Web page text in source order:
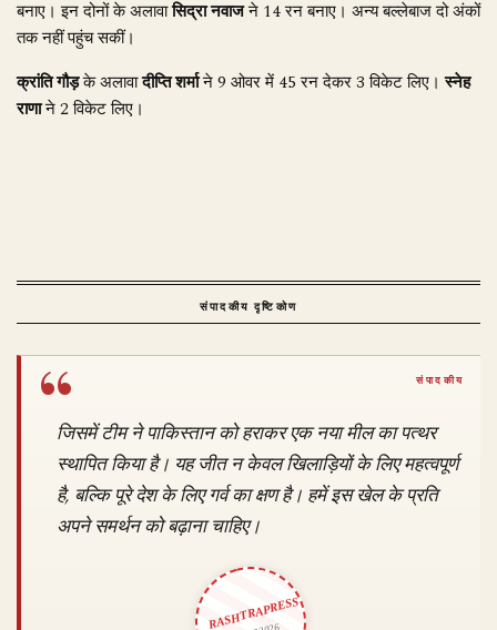
बनाए। इन दोनों के अलावासिद्रा नवाजने 14 रन बनाए। अन्य बल्लेबाज दो अंकों
तक नहीं पहुंच सकीं।
क्रांति गौड़के अलावादीप्ति शर्माने 9 ओवर में 45 रन देकर 3 विकेट लिए।स्नेह
राणाने 2 विकेट लिए।
संपादकीय दृष्टिकोण
जिसमें टीम ने पाकिस्तान को हराकर एक नया मील का पत्थर
स्थापित किया है। यह जीत न केवल खिलाड़ियों के लिए महत्वपूर्ण
है, बल्कि पूरे देश के लिए गर्व का क्षण है। हमें इस खेल के प्रति
अपने समर्थन को बढ़ाना चाहिए।
RASHTRAPRESS